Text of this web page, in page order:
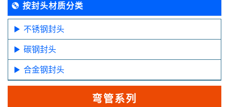
按封头材质分类
不锈钢封头
碳钢封头
合金钢封头
弯管系列